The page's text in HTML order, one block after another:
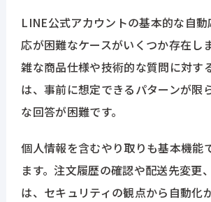
LINE公式アカウントの基本的な自
応が困難なケースがいくつか存在し
雑な商品仕様や技術的な質問に対す
は、事前に想定できるパターンが限
な回答が困難です。
個人情報を含むやり取りも基本機能
ます。注文履歴の確認や配送先変更
は、セキュリティの観点から自動化